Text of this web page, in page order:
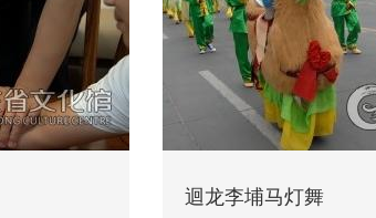
迴龙李埔马灯舞